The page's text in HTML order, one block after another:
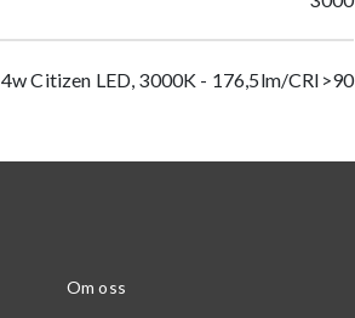
4w Citizen LED, 3000K - 176,5lm/CRI>90
Om oss